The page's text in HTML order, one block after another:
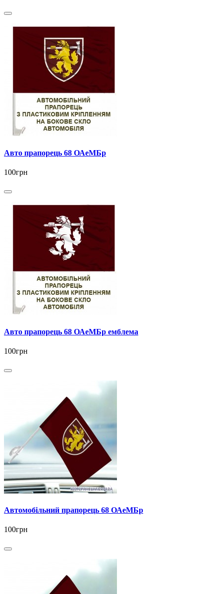
Авто прапорець 68 ОАеМБр
100грн
Авто прапорець 68 ОАеМБр емблема
100грн
Автомобільний прапорець 68 ОАеМБр
100грн